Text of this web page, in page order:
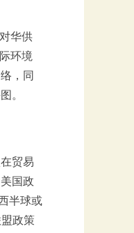
华供
环境
，同
。
贸易
国政
半球或
政策